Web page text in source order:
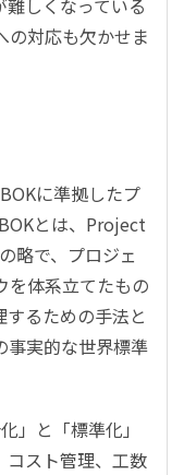
しくなっている
の対応も欠かせま
に準拠したプ
とは、Project
略で、プロジェ
を体系立てたもの
るための手法と
事実的な世界標準
」と「標準化」
コスト管理、工数